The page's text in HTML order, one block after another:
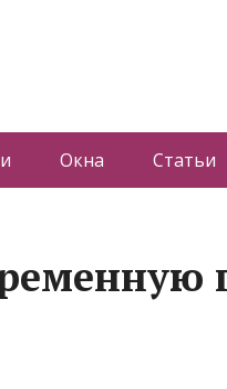
Окна Статьи